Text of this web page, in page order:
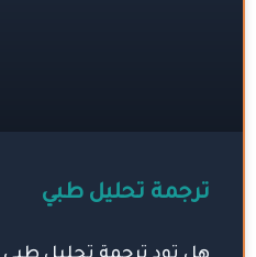
ترجمة تحليل طبي